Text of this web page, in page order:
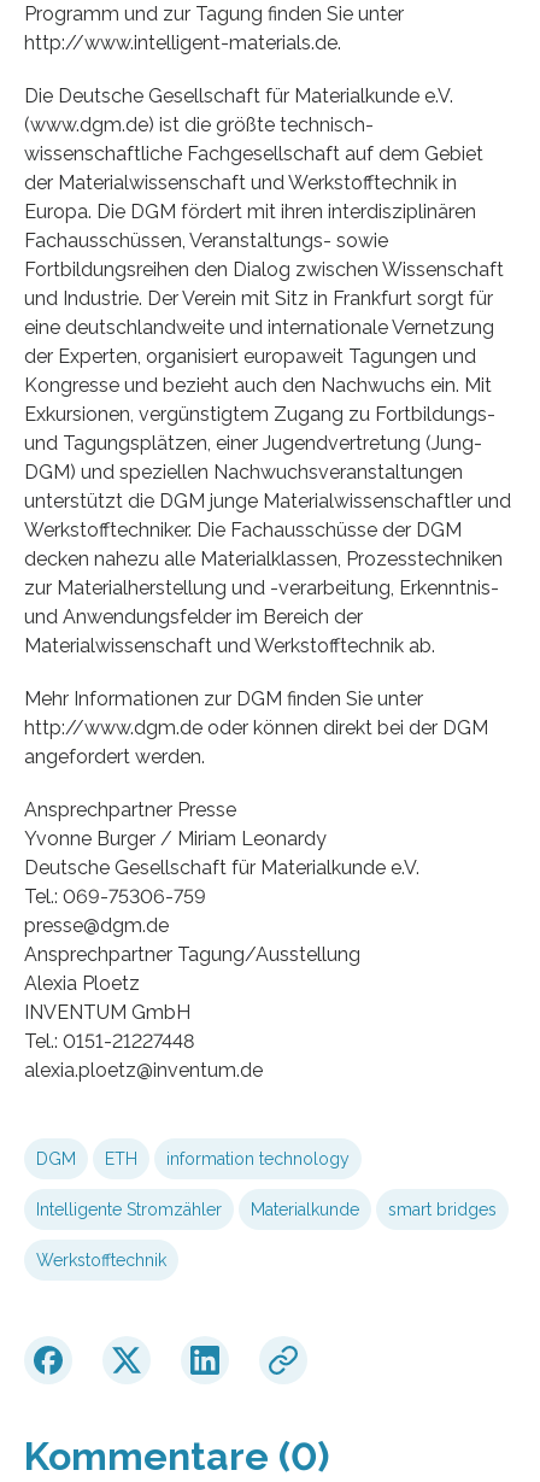
Programm und zur Tagung finden Sie unter
http://www.intelligent-materials.de.
Die Deutsche Gesellschaft für Materialkunde e.V.
(www.dgm.de) ist die größte technisch-
wissenschaftliche Fachgesellschaft auf dem Gebiet
der Materialwissenschaft und Werkstofftechnik in
Europa. Die DGM fördert mit ihren interdisziplinären
Fachausschüssen, Veranstaltungs- sowie
Fortbildungsreihen den Dialog zwischen Wissenschaft
und Industrie. Der Verein mit Sitz in Frankfurt sorgt für
eine deutschlandweite und internationale Vernetzung
der Experten, organisiert europaweit Tagungen und
Kongresse und bezieht auch den Nachwuchs ein. Mit
Exkursionen, vergünstigtem Zugang zu Fortbildungs-
und Tagungsplätzen, einer Jugendvertretung (Jung-
DGM) und speziellen Nachwuchsveranstaltungen
unterstützt die DGM junge Materialwissenschaftler und
Werkstofftechniker. Die Fachausschüsse der DGM
decken nahezu alle Materialklassen, Prozesstechniken
zur Materialherstellung und -verarbeitung, Erkenntnis-
und Anwendungsfelder im Bereich der
Materialwissenschaft und Werkstofftechnik ab.
Mehr Informationen zur DGM finden Sie unter
http://www.dgm.de oder können direkt bei der DGM
angefordert werden.
Ansprechpartner Presse
Yvonne Burger / Miriam Leonardy
Deutsche Gesellschaft für Materialkunde e.V.
Tel.: 069-75306-759
presse@dgm.de
Ansprechpartner Tagung/Ausstellung
Alexia Ploetz
INVENTUM GmbH
Tel.: 0151-21227448
alexia.ploetz@inventum.de
DGM ETH information technology
Intelligente Stromzähler Materialkunde smart bridges
Werkstofftechnik
Kommentare (0)